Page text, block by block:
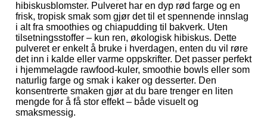
hibiskusblomster. Pulveret har en dyp rød farge og en
frisk, tropisk smak som gjør det til et spennende innslag
i alt fra smoothies og chiapudding til bakverk. Uten
tilsetningsstoffer – kun ren, økologisk hibiskus. Dette
pulveret er enkelt å bruke i hverdagen, enten du vil røre
det inn i kalde eller varme oppskrifter. Det passer perfekt
i hjemmelagde rawfood-kuler, smoothie bowls eller som
naturlig farge og smak i kaker og desserter. Den
konsentrerte smaken gjør at du bare trenger en liten
mengde for å få stor effekt – både visuelt og
smaksmessig.